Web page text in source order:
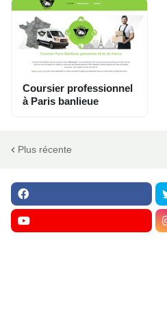
Coursier professionnel
à Paris banlieue
Plus récente